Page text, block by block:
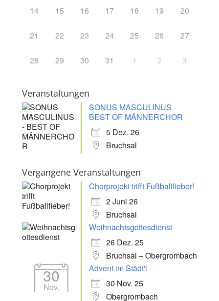
14 15 16 17 18 19 20
21 22 23 24 25 26 27
28 29 30 31 1 2 3
Veranstaltungen
SONUS MASCULINUS -
BEST OF MÄNNERCHOR
5 Dez. 26
Bruchsal
Vergangene Veranstaltungen
Chorprojekt trifft Fußballfieber!
2 Juni 26
Bruchsal
Weihnachtsgottesdienst
26 Dez. 25
Bruchsal – Obergrombach
30
Nov.
Advent im Städt'l
30 Nov. 25
Obergrombach